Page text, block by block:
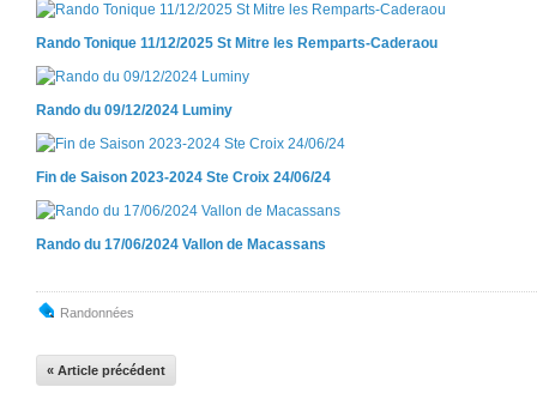
Rando Tonique 11/12/2025 St Mitre les Remparts-Caderaou
Rando du 09/12/2024 Luminy
Fin de Saison 2023-2024 Ste Croix 24/06/24
Rando du 17/06/2024 Vallon de Macassans
Randonnées
« Article précédent